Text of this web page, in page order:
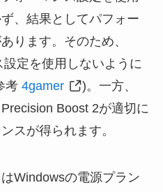
、結果としてパフォー
ります。そのため、
定を使用しないように
考 4gamer
)。一方、
Boost 2が適切に
スが得られます。
Windowsの電源プラン